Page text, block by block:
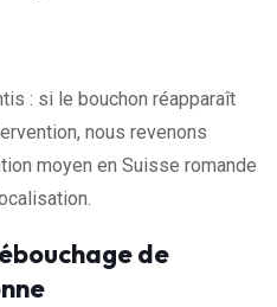
: si le bouchon réapparaît
nous revenons
moyen en Suisse romande
de